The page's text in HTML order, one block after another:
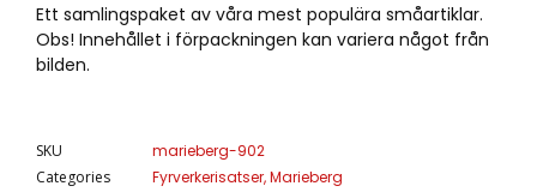
Ett samlingspaket av våra mest populära småartiklar.
Obs! Innehållet i förpackningen kan variera något från
bilden.
SKU
marieberg-902
Categories
Fyrverkerisatser,Marieberg